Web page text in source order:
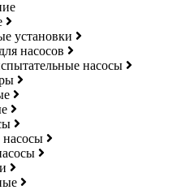
установки
насосов
насосы